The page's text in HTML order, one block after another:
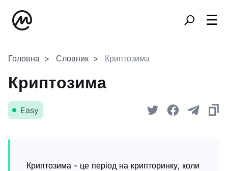
Головна Словник Криптозима
Криптозима
Easy
Криптозима - це період на крипторинку, коли